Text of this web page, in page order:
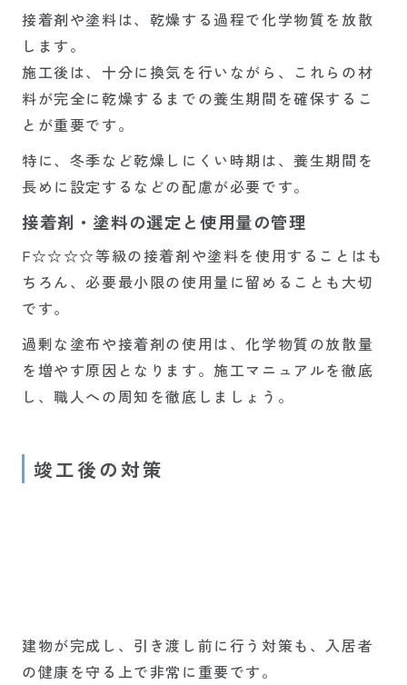
接着剤や塗料は、乾燥する過程で化学物質を放散
します。
施工後は、十分に換気を行いながら、これらの材
料が完全に乾燥するまでの養生期間を確保するこ
とが重要です。
特に、冬季など乾燥しにくい時期は、養生期間を
長めに設定するなどの配慮が必要です。
接着剤・塗料の選定と使用量の管理
F☆☆☆☆等級の接着剤や塗料を使用することはも
ちろん、必要最小限の使用量に留めることも大切
です。
過剰な塗布や接着剤の使用は、化学物質の放散量
を増やす原因となります。施工マニュアルを徹底
し、職人への周知を徹底しましょう。
竣工後の対策
建物が完成し、引き渡し前に行う対策も、入居者
の健康を守る上で非常に重要です。